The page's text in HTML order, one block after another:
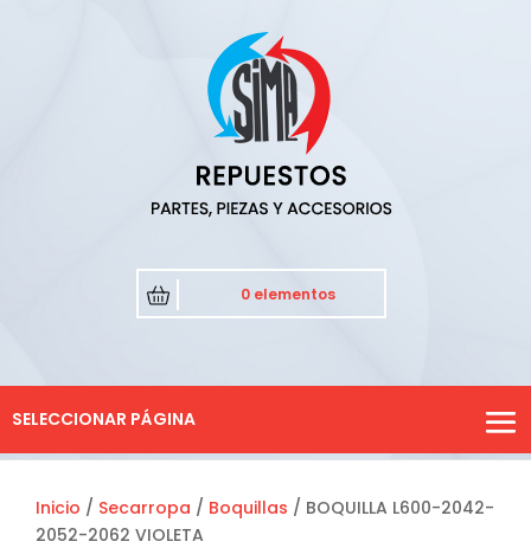
0 elementos
SELECCIONAR PÁGINA
Inicio / Secarropa / Boquillas / BOQUILLA L600-2042-
2052-2062 VIOLETA